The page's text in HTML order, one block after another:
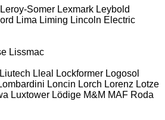
Leroy-Somer Lexmark Leybold
Lima Liming Lincoln Electric
Lissmac
Liutech Lleal Lockformer Logosol
Loncin Lorch Lorenz Lotze
Luxtower Lödige M&M MAF Roda